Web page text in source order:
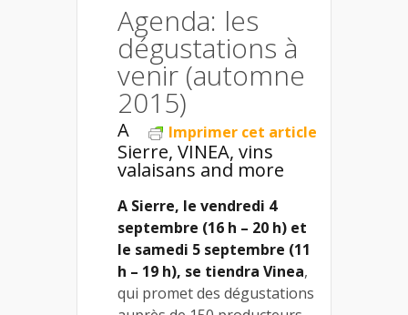
Agenda: les
dégustations à
venir (automne
2015)
Imprimer cet article
A
Sierre, VINEA, vins
valaisans and more
A Sierre, le vendredi 4
septembre (16 h – 20 h) et
le samedi 5 septembre (11
h – 19 h), se tiendra Vinea,
qui promet des dégustations